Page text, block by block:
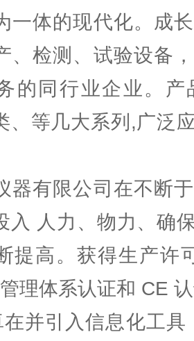
一体的现代化。成
、检测、试验设备
的同行业企业。产
、等几大系列,广泛
器有限公司在不断
入 人力、物力、确
提高。获得生产许
管理体系认证和
并引入信息化工具